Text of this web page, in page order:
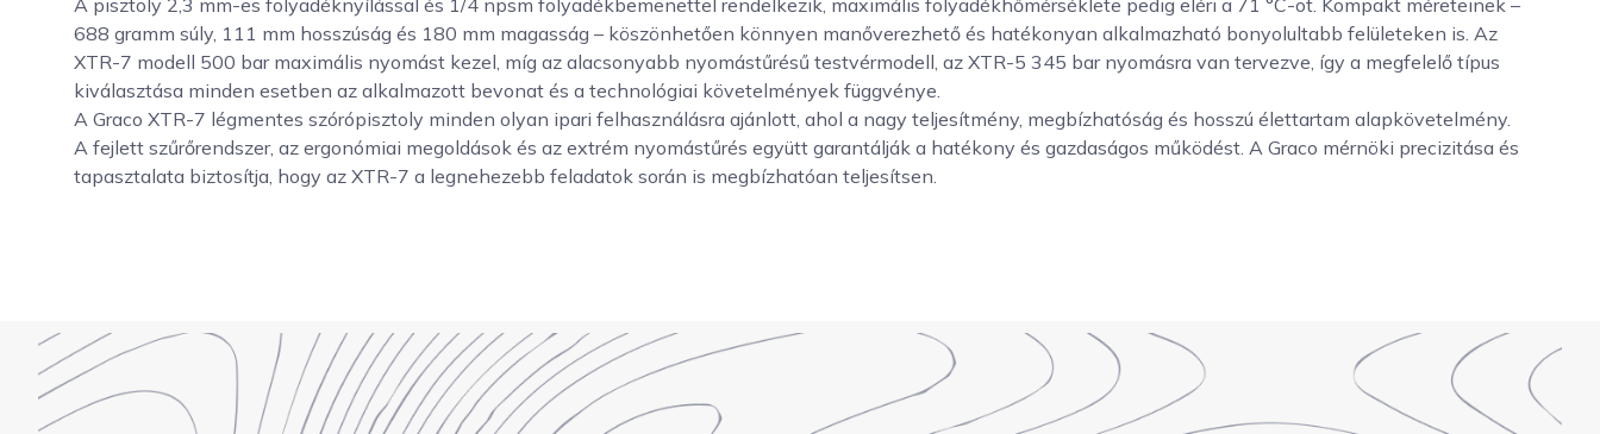
A pisztoly 2,3 mm-es folyadéknyílással és 1/4 npsm folyadékbemenettel rendelkezik, maximális folyadékhőmérséklete pedig eléri a 71 °C-ot. Kompakt méreteinek –
688 gramm súly, 111 mm hosszúság és 180 mm magasság – köszönhetően könnyen manőverezhető és hatékonyan alkalmazható bonyolultabb felületeken is. Az
XTR-7 modell 500 bar maximális nyomást kezel, míg az alacsonyabb nyomástűrésű testvérmodell, az XTR-5 345 bar nyomásra van tervezve, így a megfelelő típus
kiválasztása minden esetben az alkalmazott bevonat és a technológiai követelmények függvénye.
A Graco XTR-7 légmentes szórópisztoly minden olyan ipari felhasználásra ajánlott, ahol a nagy teljesítmény, megbízhatóság és hosszú élettartam alapkövetelmény.
A fejlett szűrőrendszer, az ergonómiai megoldások és az extrém nyomástűrés együtt garantálják a hatékony és gazdaságos működést. A Graco mérnöki precizitása és
tapasztalata biztosítja, hogy az XTR-7 a legnehezebb feladatok során is megbízhatóan teljesítsen.